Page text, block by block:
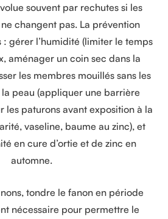
souvent par rechutes si les
changent pas. La prévention
: gérer l’humidité (limiter le temps
aménager un coin sec dans la
les membres mouillés sans les
peau (appliquer une barrière
les paturons avant exposition à la
vaseline, baume au zinc), et
en cure d’ortie et de zinc en
automne.
tondre le fanon en période
nécessaire pour permettre le